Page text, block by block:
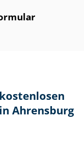
Ahrensburg